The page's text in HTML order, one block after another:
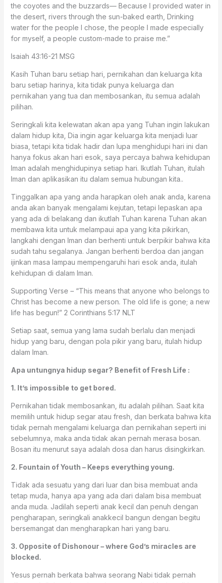
the coyotes and the buzzards— Because I provided water in
the desert, rivers through the sun-baked earth, Drinking
water for the people I chose, the people I made especially
for myself, a people custom-made to praise me.”
‭‭Isaiah‬ ‭43:16-21‬ ‭MSG‬‬
Kasih Tuhan baru setiap hari, pernikahan dan keluarga kita
baru setiap harinya, kita tidak punya keluarga dan
pernikahan yang tua dan membosankan, itu semua adalah
pilihan.
Seringkali kita kelewatan akan apa yang Tuhan ingin lakukan
dalam hidup kita, Dia ingin agar keluarga kita menjadi luar
biasa, tetapi kita tidak hadir dan lupa menghidupi hari ini dan
hanya fokus akan hari esok, saya percaya bahwa kehidupan
Iman adalah menghidupinya setiap hari. Ikutlah Tuhan, itulah
Iman dan aplikasikan itu dalam semua hubungan kita..
Tinggalkan apa yang anda harapkan oleh anak anda, karena
anda akan banyak mengalami kejutan, tetapi lepaskan apa
yang ada di belakang dan ikutlah Tuhan karena Tuhan akan
membawa kita untuk melampaui apa yang kita pikirkan,
langkahi dengan Iman dan berhenti untuk berpikir bahwa kita
sudah tahu segalanya. Jangan berhenti berdoa dan jangan
ijinkan masa lampau mempengaruhi hari esok anda, itulah
kehidupan di dalam Iman.
Supporting Verse – “This means that anyone who belongs to
Christ has become a new person. The old life is gone; a new
life has begun!” ‭‭2 Corinthians‬ ‭5:17‬ ‭NLT‬‬
Setiap saat, semua yang lama sudah berlalu dan menjadi
hidup yang baru, dengan pola pikir yang baru, itulah hidup
dalam Iman.
Apa untungnya hidup segar? Benefit of Fresh Life :
1. It’s impossible to get bored.
Pernikahan tidak membosankan, itu adalah pilihan. Saat kita
memilih untuk hidup segar atau fresh, dan berkata bahwa kita
tidak pernah mengalami keluarga dan pernikahan seperti ini
sebelumnya, maka anda tidak akan pernah merasa bosan.
Bosan itu menurut saya adalah dosa dan harus disingkirkan.
2. Fountain of Youth – Keeps everything young.
Tidak ada sesuatu yang dari luar dan bisa membuat anda
tetap muda, hanya apa yang ada dari dalam bisa membuat
anda muda. Jadilah seperti anak kecil dan penuh dengan
pengharapan, seringkali anakkecil bangun dengan begitu
bersemangat dan mengharapkan hari yang baru.
3. Opposite of Dishonour – where God’s miracles are
blocked.
Yesus pernah berkata bahwa seorang Nabi tidak pernah